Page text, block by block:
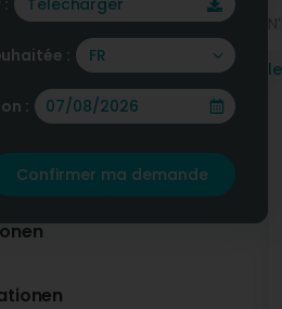
Télécharger
: FR
:
Confirmer ma demande